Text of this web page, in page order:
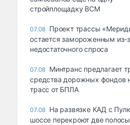
стройплощадку ВСМ
07.08 Проект трассы
остается замороженным из-
недостаточного спроса
07.08 Минтранс предлагает
средства дорожных фондов
трасс от БПЛА
07.08 На развязке КАД с
шоссе перекроют две